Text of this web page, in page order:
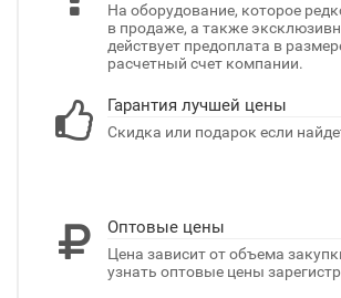
На оборудование, которое
в продаже, а также
действует предоплата в
расчетный счет компании.
Гарантия лучшей цены
Скидка или подарок если
Оптовые цены
Цена зависит от объема
узнать оптовые цены